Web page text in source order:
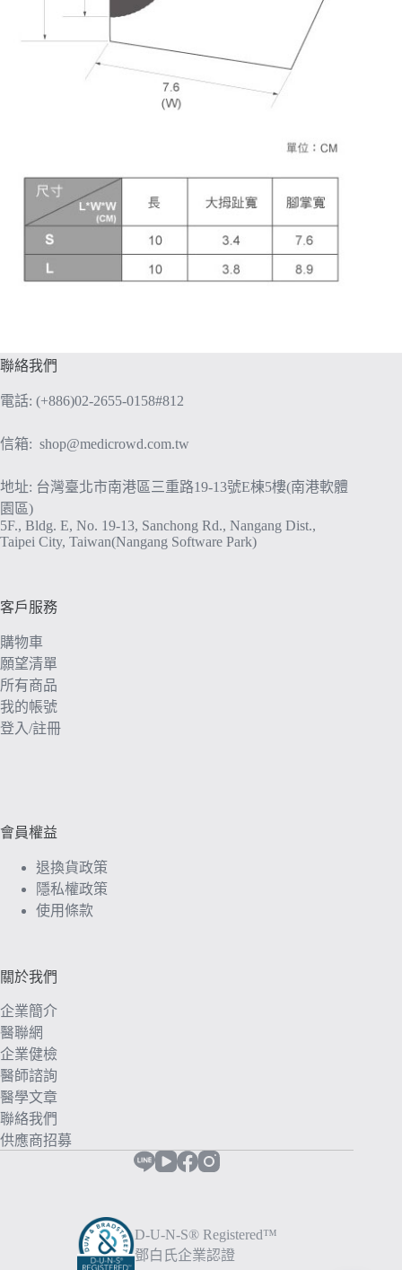
聯絡我們
電話: (+886)02-2655-0158#812
信箱: shop@medicrowd.com.tw
地址: 台灣臺北市南港區三重路19-13號E棟5樓(南港軟體
園區)
5F., Bldg. E, No. 19-13, Sanchong Rd., Nangang Dist.,
Taipei City, Taiwan(Nangang Software Park)
客戶服務
購物車
願望清單
所有商品
我的帳號
登入/註冊
會員權益
退換貨政策
隱私權政策
使用條款
關於我們
企業簡介
醫聯網
企業健檢
醫師諮詢
醫學文章
聯絡我們
供應商招募
D-U-N-S® Registered™
鄧白氏企業認證